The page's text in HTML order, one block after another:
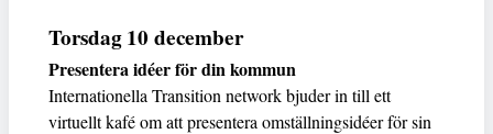
Torsdag 10 december
Presentera idéer för din kommun
Internationella Transition network bjuder in till ett
virtuellt kafé om att presentera omställningsidéer för sin